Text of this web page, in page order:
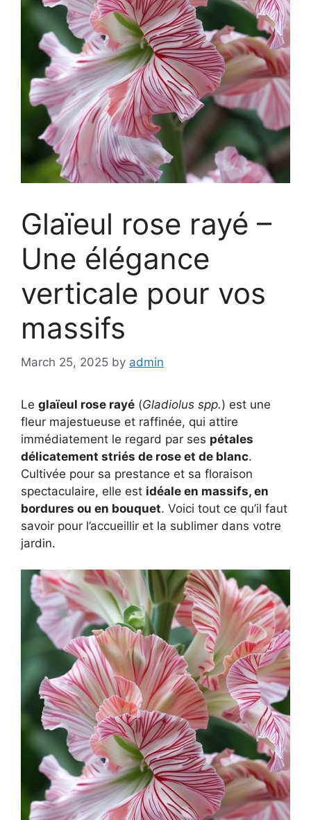
Glaïeul rose rayé –
Une élégance
verticale pour vos
massifs
March 25, 2025 by admin
Le glaïeul rose rayé (Gladiolus spp.) est une
fleur majestueuse et raffinée, qui attire
immédiatement le regard par ses pétales
délicatement striés de rose et de blanc.
Cultivée pour sa prestance et sa floraison
spectaculaire, elle est idéale en massifs, en
bordures ou en bouquet. Voici tout ce qu’il faut
savoir pour l’accueillir et la sublimer dans votre
jardin.